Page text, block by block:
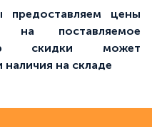
цены
поставляемое
скидки может
на складе